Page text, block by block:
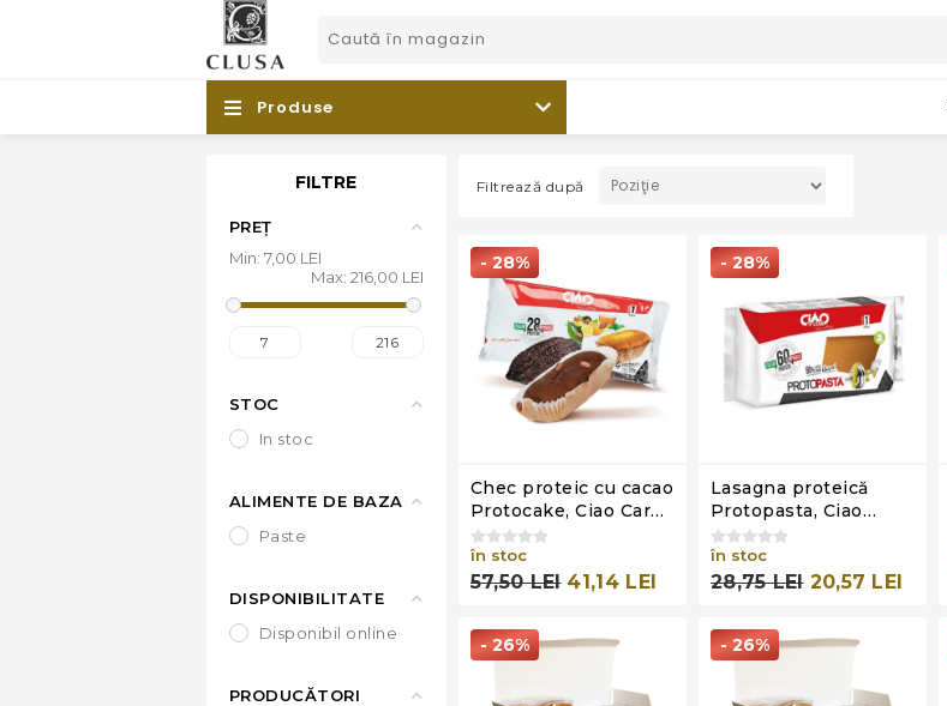
Produse
FILTRE
PREȚ
Min: 7,00 LEI
Max: 216,00 LEI
7 216
STOC
in stoc
ALIMENTE DE BAZA
paste
DISPONIBILITATE
disponibil online
PRODUCĂTORI
Filtrează după
- 28%
Chec proteic cu cacao
Protocake, Ciao Carb,
180g
în stoc
57,50 LEI 41,14 LEI
- 28%
Lasagna proteică
Protopasta, Ciao
Carb, 150g
în stoc
28,75 LEI 20,57 LEI
- 26% - 26%